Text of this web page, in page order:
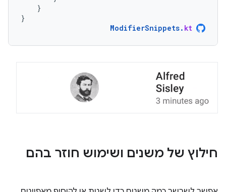
}
}
ModifierSnippets. kt
חילוץ של משנים ושימוש חוזר בהם